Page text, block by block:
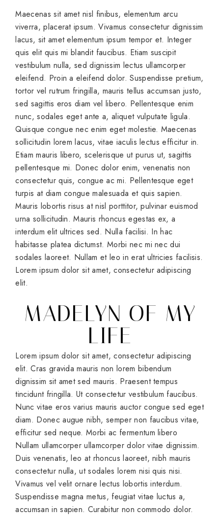
Maecenas sit amet nisl finibus, elementum arcu
viverra, placerat ipsum. Vivamus consectetur dignissim
lacus, sit amet elementum ipsum tempor et. Integer
quis elit quis mi blandit faucibus. Etiam suscipit
vestibulum nulla, sed dignissim lectus ullamcorper
eleifend. Proin a eleifend dolor. Suspendisse pretium,
tortor vel rutrum fringilla, mauris tellus accumsan justo,
sed sagittis eros diam vel libero. Pellentesque enim
nunc, sodales eget ante a, aliquet vulputate ligula.
Quisque congue nec enim eget molestie. Maecenas
sollicitudin lorem lacus, vitae iaculis lectus efficitur in.
Etiam mauris libero, scelerisque ut purus ut, sagittis
pellentesque mi. Donec dolor enim, venenatis non
consectetur quis, congue ac mi. Pellentesque eget
turpis at diam congue malesuada et quis sapien.
Mauris lobortis risus at nisl porttitor, pulvinar euismod
urna sollicitudin. Mauris rhoncus egestas ex, a
interdum elit ultrices sed. Nulla facilisi. In hac
habitasse platea dictumst. Morbi nec mi nec dui
sodales laoreet. Nullam et leo in erat ultricies facilisis.
Lorem ipsum dolor sit amet, consectetur adipiscing
elit.
MADELYN OF MY
LIFE
Lorem ipsum dolor sit amet, consectetur adipiscing
elit. Cras gravida mauris non lorem bibendum
dignissim sit amet sed mauris. Praesent tempus
tincidunt fringilla. Ut consectetur vestibulum faucibus.
Nunc vitae eros varius mauris auctor congue sed eget
diam. Donec augue nibh, semper non faucibus vitae,
efficitur sed neque. Morbi ac fermentum libero
Nullam ullamcorper ullamcorper dolor vitae dignissim.
Duis venenatis, leo at rhoncus laoreet, nibh mauris
consectetur nulla, ut sodales lorem nisi quis nisi.
Vivamus vel velit ornare lectus lobortis interdum.
Suspendisse magna metus, feugiat vitae luctus a,
accumsan in sapien. Curabitur non commodo dolor.